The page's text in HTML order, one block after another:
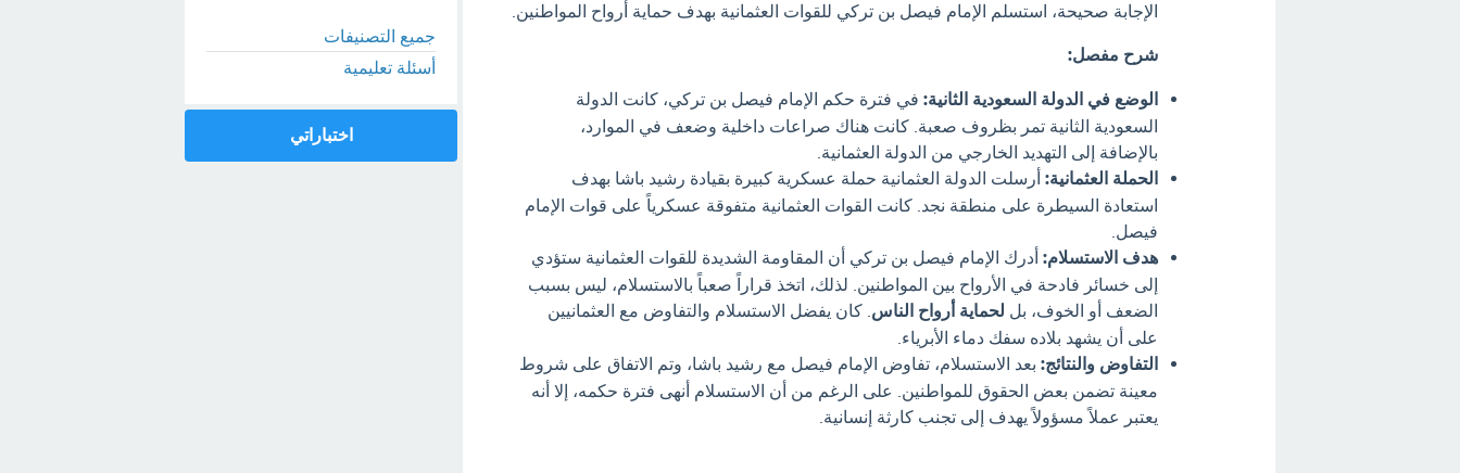
الإجابة صحيحة، استسلم الإمام فيصل بن تركي للقوات العثمانية بهدف حماية أرواح المواطنين.
شرح مفصل:
الوضع في الدولة السعودية الثانية: في فترة حكم الإمام فيصل بن تركي، كانت الدولة
السعودية الثانية تمر بظروف صعبة. كانت هناك صراعات داخلية وضعف في الموارد،
بالإضافة إلى التهديد الخارجي من الدولة العثمانية.
الحملة العثمانية: أرسلت الدولة العثمانية حملة عسكرية كبيرة بقيادة رشيد باشا بهدف
استعادة السيطرة على منطقة نجد. كانت القوات العثمانية متفوقة عسكرياً على قوات الإمام
فيصل.
هدف الاستسلام: أدرك الإمام فيصل بن تركي أن المقاومة الشديدة للقوات العثمانية ستؤدي
إلى خسائر فادحة في الأرواح بين المواطنين. لذلك، اتخذ قراراً صعباً بالاستسلام، ليس بسبب
الضعف أو الخوف، بل لحماية أرواح الناس . كان يفضل الاستسلام والتفاوض مع العثمانيين
على أن يشهد بلاده سفك دماء الأبرياء.
التفاوض والنتائج: بعد الاستسلام، تفاوض الإمام فيصل مع رشيد باشا، وتم الاتفاق على شروط
معينة تضمن بعض الحقوق للمواطنين. على الرغم من أن الاستسلام أنهى فترة حكمه، إلا أنه
يعتبر عملاً مسؤولاً يهدف إلى تجنب كارثة إنسانية.
جميع التصنيفات
أسئلة تعليمية
اختباراتي